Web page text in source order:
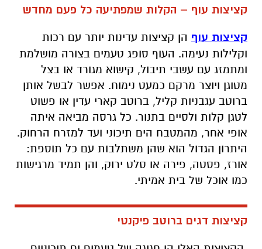
קציצות עוף – הקלות שמפתיעה כל פעם מחדש
קציצות עוף הן קציצות עדינות יותר עם רכות
וקלילות נעימה. העוף סופג טעמים בצורה מושלמת
ומתמזג עם עשבי תיבול, קישוא מגורד או בצל
מטוגן ויוצר מרקם כמעט נימוח. אפשר לבשל אותן
ברוטב עגבניות קליל, ברוטב קארי עדין או פשוט
לטגן קלות ולסיים בתנור. כל גרסה מביאה איתה
אופי אחר, מהמטבח הים תיכוני ועד למזרח הרחוק.
היתרון הגדול הוא שהן משתלבות עם כל תוספת:
אורז, פסטה, פירה או סלט ירוק, והן תמיד מרגישות
כמו אוכל של בית אמיתי.
קציצות דגים ברוטב פיקנטי